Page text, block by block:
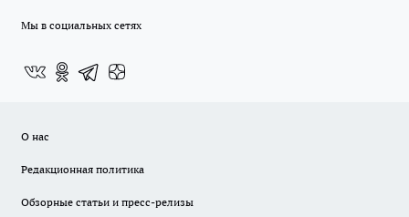
Мы в социальных сетях
О нас
Редакционная политика
Обзорные статьи и пресс-релизы